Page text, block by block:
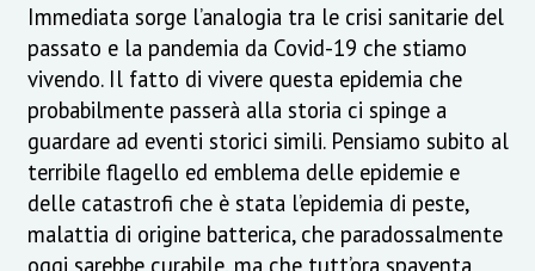
Immediata sorge l’analogia tra le crisi sanitarie del
passato e la pandemia da Covid-19 che stiamo
vivendo. Il fatto di vivere questa epidemia che
probabilmente passerà alla storia ci spinge a
guardare ad eventi storici simili. Pensiamo subito al
terribile flagello ed emblema delle epidemie e
delle catastrofi che è stata l’epidemia di peste,
malattia di origine batterica, che paradossalmente
oggi sarebbe curabile, ma che tutt’ora spaventa